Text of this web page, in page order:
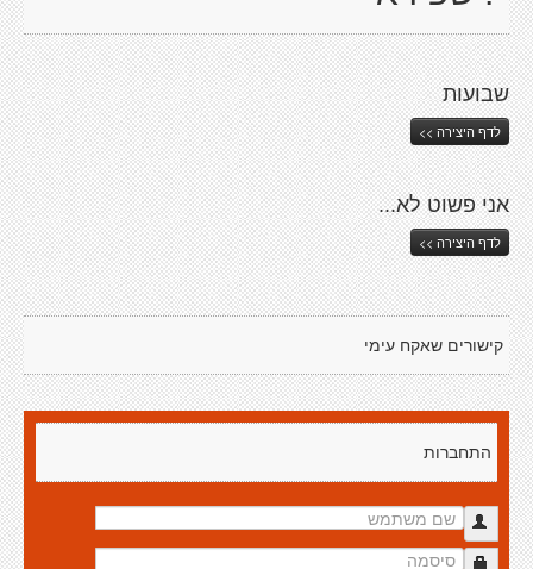
שבועות
לדף היצירה >>
אני פשוט לא...
לדף היצירה >>
קישורים שאקח עימי
התחברות